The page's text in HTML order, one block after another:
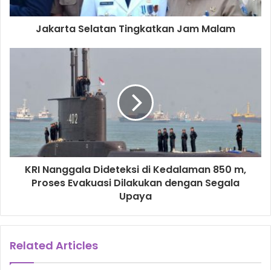
Jakarta Selatan Tingkatkan Jam Malam
KRI Nanggala Dideteksi di Kedalaman 850 m,
Proses Evakuasi Dilakukan dengan Segala
Upaya
Related Articles